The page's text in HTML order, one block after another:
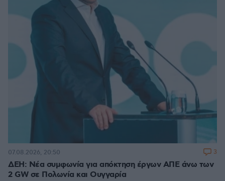
ΔΕΗ: Νέα συμφωνία για απόκτηση έργων ΑΠΕ άνω των
2 GW σε Πολωνία και Ουγγαρία
07.08.2026, 20:50 3